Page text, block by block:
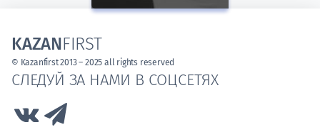
СЛЕДУЙ ЗА НАМИ В СОЦСЕТЯХ
Link to Vk
KAZANFIRST
© Kazanfirst 2013 – 2025 all rights reserved